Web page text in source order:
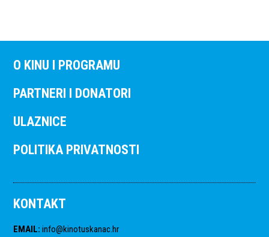
O KINU I PROGRAMU
PARTNERI I DONATORI
ULAZNICE
POLITIKA PRIVATNOSTI
KONTAKT
EMAIL: info@kinotuskanac.hr